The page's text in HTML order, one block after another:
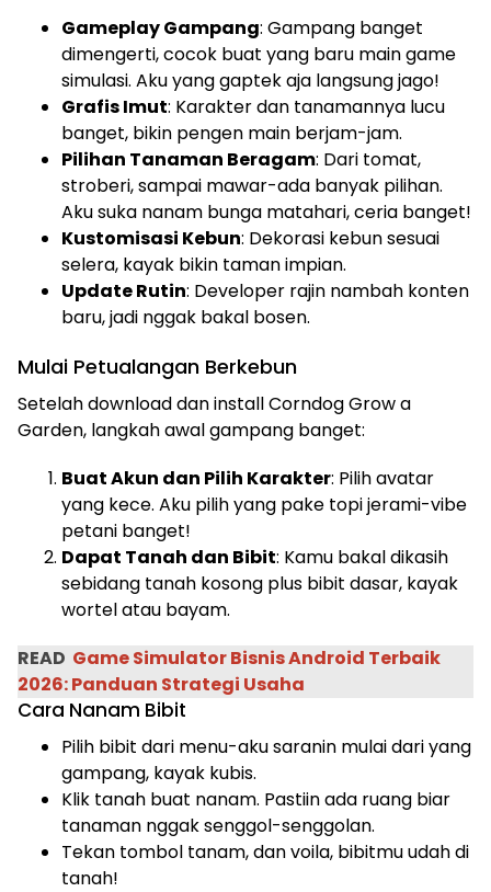
Gameplay Gampang: Gampang banget
dimengerti, cocok buat yang baru main game
simulasi. Aku yang gaptek aja langsung jago!
Grafis Imut: Karakter dan tanamannya lucu
banget, bikin pengen main berjam-jam.
Pilihan Tanaman Beragam: Dari tomat,
stroberi, sampai mawar-ada banyak pilihan.
Aku suka nanam bunga matahari, ceria banget!
Kustomisasi Kebun: Dekorasi kebun sesuai
selera, kayak bikin taman impian.
Update Rutin: Developer rajin nambah konten
baru, jadi nggak bakal bosen.
Mulai Petualangan Berkebun
Setelah download dan install Corndog Grow a
Garden, langkah awal gampang banget:
Buat Akun dan Pilih Karakter: Pilih avatar
yang kece. Aku pilih yang pake topi jerami-vibe
petani banget!
Dapat Tanah dan Bibit: Kamu bakal dikasih
sebidang tanah kosong plus bibit dasar, kayak
wortel atau bayam.
READ Game Simulator Bisnis Android Terbaik
2026: Panduan Strategi Usaha
Cara Nanam Bibit
Pilih bibit dari menu-aku saranin mulai dari yang
gampang, kayak kubis.
Klik tanah buat nanam. Pastiin ada ruang biar
tanaman nggak senggol-senggolan.
Tekan tombol tanam, dan voila, bibitmu udah di
tanah!